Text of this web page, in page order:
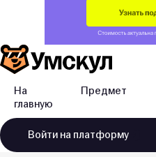
На
главную
Предмет
Войти на платформу